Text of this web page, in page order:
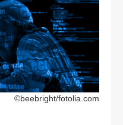
©beebright/fotolia.com